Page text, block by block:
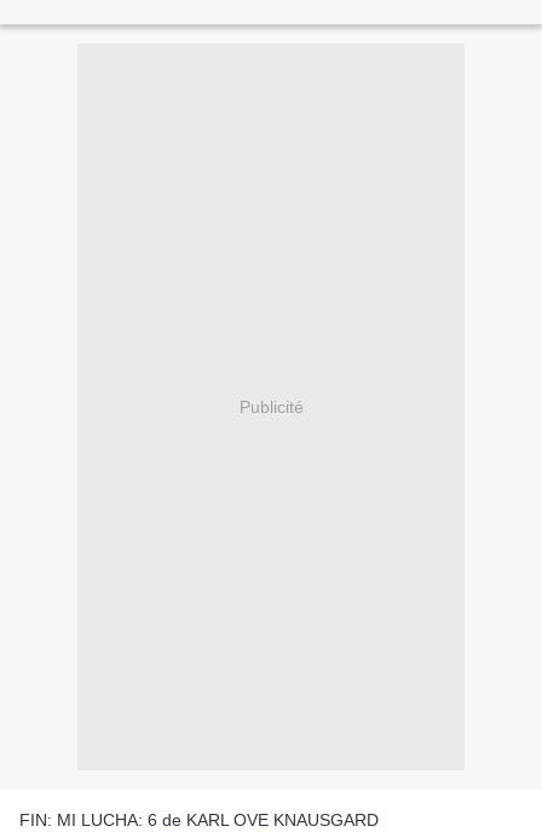
Publicité
FIN: MI LUCHA: 6 de KARL OVE KNAUSGARD